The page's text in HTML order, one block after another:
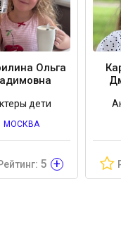
Ольга
дети
МОСКВА
5 +